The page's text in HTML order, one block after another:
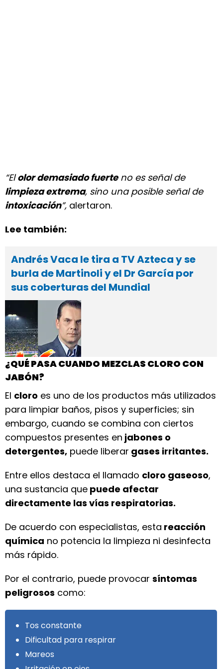
“Elolor demasiado fuerteno es señal de
limpieza extrema, sino una posible señal de
intoxicación”, alertaron.
Lee también:
Andrés Vaca le tira a TV Azteca y se
burla de Martinoli y el Dr García por
sus coberturas del Mundial
¿QUÉ PASA CUANDO MEZCLAS CLORO CON
JABÓN?
El cloro es uno de los productos más utilizados
para limpiar baños, pisos y superficies; sin
embargo, cuando se combina con ciertos
compuestos presentes en jabones o
detergentes, puede liberar gases irritantes.
Entre ellos destaca el llamado cloro gaseoso,
una sustancia que puede afectar
directamente las vías respiratorias.
De acuerdo con especialistas, esta reacción
química no potencia la limpieza ni desinfecta
más rápido.
Por el contrario, puede provocar síntomas
peligrosos como:
Tos constante
Dificultad para respirar
Mareos